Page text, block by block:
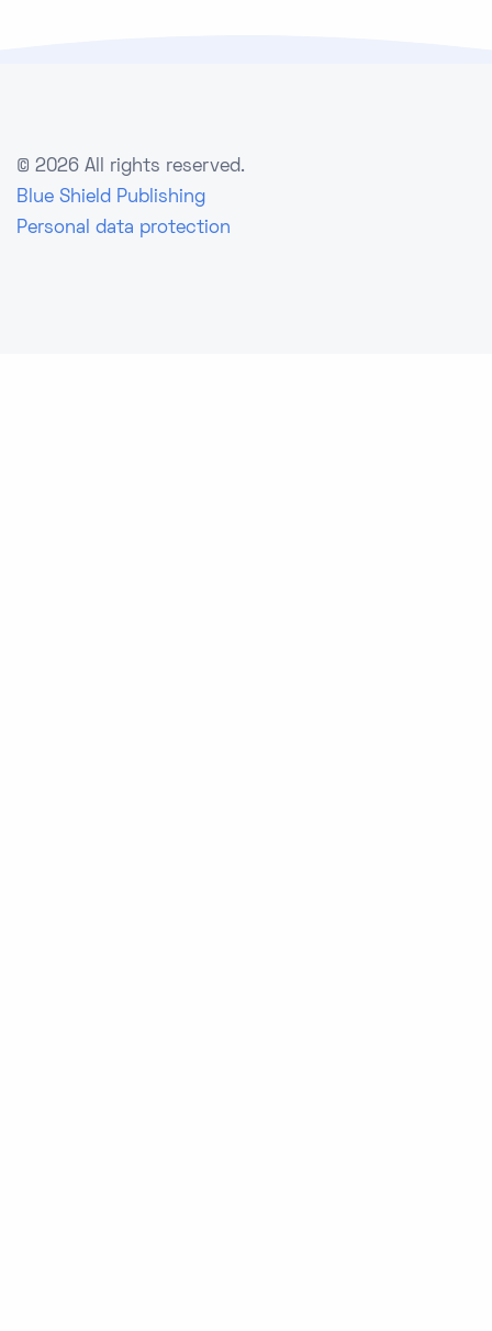
© 2026 All rights reserved.
Blue Shield Publishing
Personal data protection